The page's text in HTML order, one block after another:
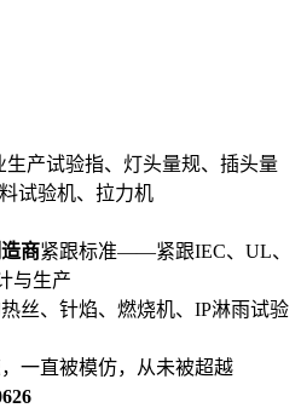
产试验指、灯头量规、插头量
试验机、拉力机
商紧跟标准——紧跟IEC、UL、
与生产
丝、针焰、燃烧机、IP淋雨试验
一直被模仿，从未被超越